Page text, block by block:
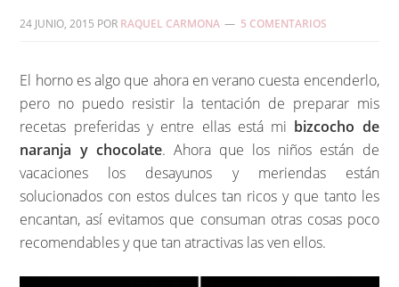
24 JUNIO, 2015 POR RAQUEL CARMONA 5 COMENTARIOS
El horno es algo que ahora en verano cuesta encenderlo,
pero no puedo resistir la tentación de preparar mis
recetas preferidas y entre ellas está mi bizcocho de
naranja y chocolate. Ahora que los niños están de
vacaciones los desayunos y meriendas están
solucionados con estos dulces tan ricos y que tanto les
encantan, así evitamos que consuman otras cosas poco
recomendables y que tan atractivas las ven ellos.